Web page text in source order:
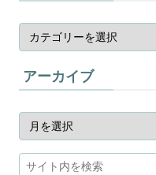
アーカイブ